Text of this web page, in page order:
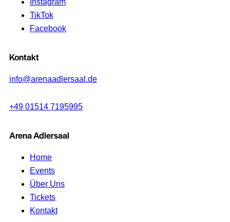
Instagram
TikTok
Facebook
Kontakt
info@arenaadlersaal.de
+49 01514 7195995
Arena Adlersaal
Home
Events
Über Uns
Tickets
Kontakt